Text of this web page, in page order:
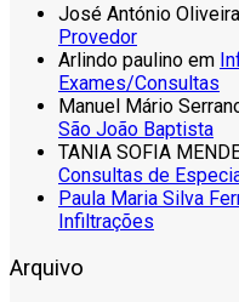
José António
Provedor
Arlindo paulino em
Exames/Consultas
Manuel Mário
São João Baptista
TANIA SOFIA
Consultas de
Paula Maria Silva
Infiltrações
Arquivo